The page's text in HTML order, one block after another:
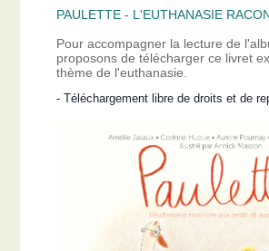
PAULETTE - L'EUTHANASIE
Pour accompagner la lecture de
proposons de télécharger ce livret
thème de l'euthanasie.
- Téléchargement libre de droits et de